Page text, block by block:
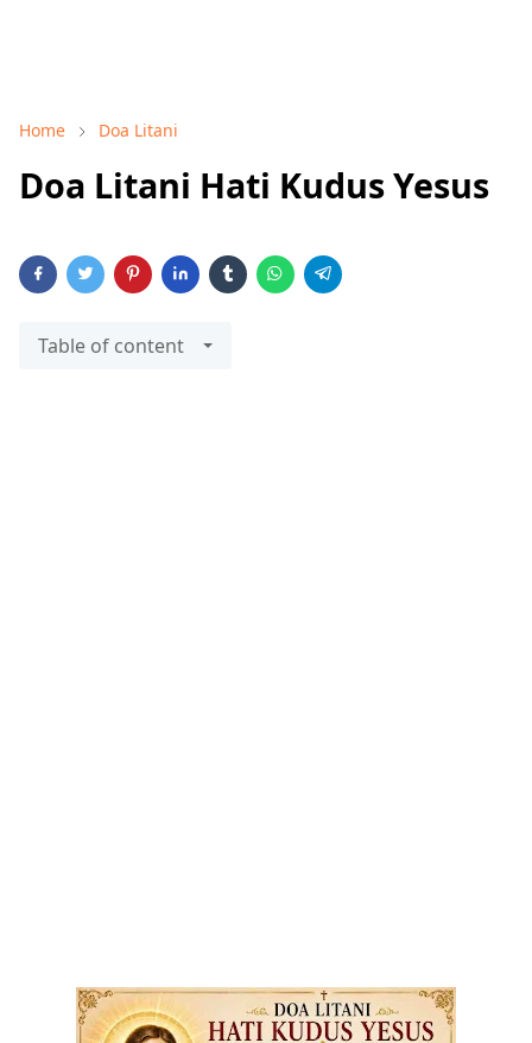
Home Doa Litani
Doa Litani Hati Kudus Yesus
Table of content